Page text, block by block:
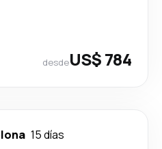
desdeUS$ 784
15 días